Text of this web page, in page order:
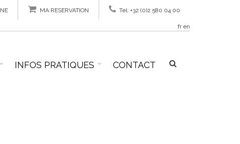
MA RESERVATION Tel: +32 (0)2 580 04 00
fr en
INFOS PRATIQUES CONTACT